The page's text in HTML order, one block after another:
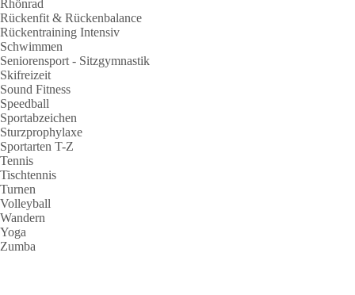
Rhönrad
Rückenfit & Rückenbalance
Rückentraining Intensiv
Schwimmen
Seniorensport - Sitzgymnastik
Skifreizeit
Sound Fitness
Speedball
Sportabzeichen
Sturzprophylaxe
Sportarten T-Z
Tennis
Tischtennis
Turnen
Volleyball
Wandern
Yoga
Zumba